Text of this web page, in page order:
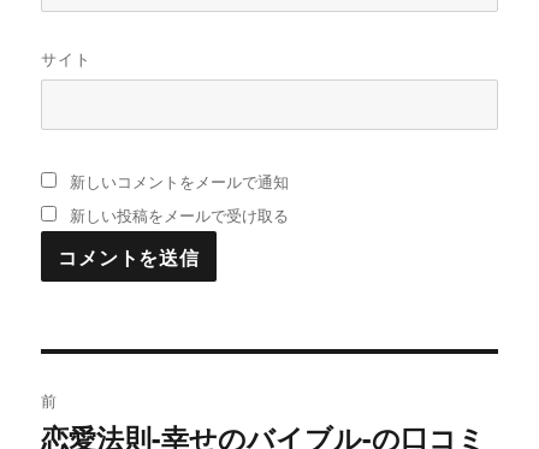
サイト
新しいコメントをメールで通知
新しい投稿をメールで受け取る
稿
前
過
恋愛法則-幸せのバイブル-の口コミ